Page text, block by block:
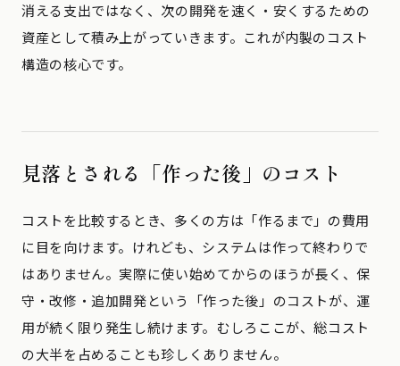
消える支出ではなく、次の開発を速く・安くするための
資産として積み上がっていきます。これが内製のコスト
構造の核心です。
見落とされる「作った後」のコスト
コストを比較するとき、多くの方は「作るまで」の費用
に目を向けます。けれども、システムは作って終わりで
はありません。実際に使い始めてからのほうが長く、保
守・改修・追加開発という「作った後」のコストが、運
用が続く限り発生し続けます。むしろここが、総コスト
の大半を占めることも珍しくありません。